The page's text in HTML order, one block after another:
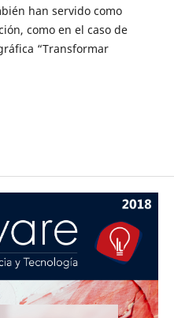
han servido como
como en el caso de
“Transformar